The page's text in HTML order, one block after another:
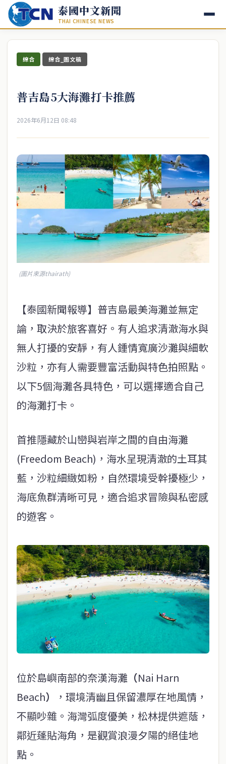
泰國中文新聞
THAI CHINESE NEWS
綜合 綜合_圖文稿
普吉島5大海灘打卡推薦
2026年6月12日 08:48
(圖片來源thairath)
【泰國新聞報導】普吉島最美海灘並無定
論，取決於旅客喜好。有人追求清澈海水與
無人打擾的安靜，有人鍾情寬廣沙灘與細軟
沙粒，亦有人需要豐富活動與特色拍照點。
以下5個海灘各具特色，可以選擇適合自己
的海灘打卡。
首推隱藏於山巒與岩岸之間的自由海灘
(Freedom Beach)，海水呈現清澈的土耳其
藍，沙粒細緻如粉，自然環境受幹擾極少，
海底魚群清晰可見，適合追求冒險與私密感
的遊客。
位於島嶼南部的奈漢海灘 （Nai Harn
Beach）
，環境清幽且保留濃厚在地風情，
不顯吵雜。海灣弧度優美，松林提供遮蔭，
鄰近蓬貼海角，是觀賞浪漫夕陽的絕佳地
點。